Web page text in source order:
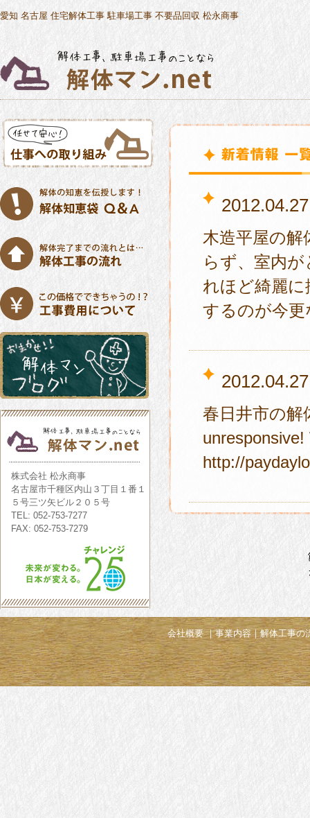
愛知 名古屋 住宅解体工事 駐車場工事 不要品回収 松永商事
木造平屋の
らず、室内
れほど綺麗
するのが今
2012.04.27
春日井市の解
unresponsive!
http://
株式会社 松永商事
名古屋市千種区内山３丁目１番１
５号三ツ矢ビル２０５号
TEL: 052-753-7277
FAX: 052-753-7279
解体工事の
事業内容｜
会社概要｜